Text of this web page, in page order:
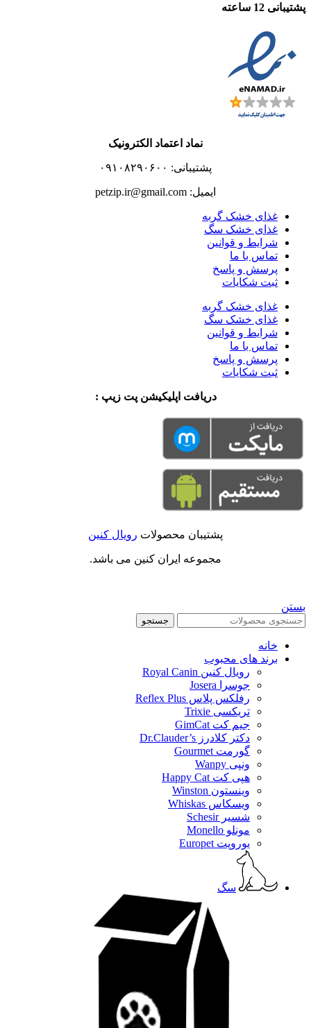
پشتیبانی 12 ساعته
نماد اعتماد الکترونیک
پشتیبانی: ۰۹۱۰۸۲۹۰۶۰۰
ایمیل: petzip.ir@gmail.com
غذای خشک گربه
غذای خشک سگ
شرایط و قوانین
تماس با ما
پرسش و پاسخ
ثبت شکایات
غذای خشک گربه
غذای خشک سگ
شرایط و قوانین
تماس با ما
پرسش و پاسخ
ثبت شکایات
دریافت اپلیکیشن پت زیپ :
پشتیبان محصولات رویال کنین
مجموعه ایران کنین می باشد.
بستن
جستجو
خانه
برند های محبوب
رویال کنین Royal Canin
جوسرا Josera
رفلکس پلاس Reflex Plus
تریکسی Trixie
جیم کت GimCat
دکتر کلادرز Dr.Clauder’s
گورمت Gourmet
ونپی Wanpy
هپی کت Happy Cat
وینستون Winston
ویسکاس Whiskas
شسیر Schesir
مونلو Monello
یوروپت Europet
سگ